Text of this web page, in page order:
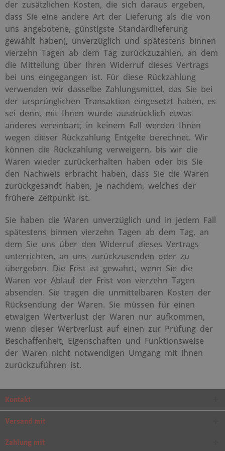
der zusätzlichen Kosten, die sich daraus ergeben,
dass Sie eine andere Art der Lieferung als die von
uns angebotene, günstigste Standardlieferung
gewählt haben), unverzüglich und spätestens binnen
vierzehn Tagen ab dem Tag zurückzuzahlen, an dem
die Mitteilung über Ihren Widerruf dieses Vertrags
bei uns eingegangen ist. Für diese Rückzahlung
verwenden wir dasselbe Zahlungsmittel, das Sie bei
der ursprünglichen Transaktion eingesetzt haben, es
sei denn, mit Ihnen wurde ausdrücklich etwas
anderes vereinbart; in keinem Fall werden Ihnen
wegen dieser Rückzahlung Entgelte berechnet. Wir
können die Rückzahlung verweigern, bis wir die
Waren wieder zurückerhalten haben oder bis Sie
den Nachweis erbracht haben, dass Sie die Waren
zurückgesandt haben, je nachdem, welches der
frühere Zeitpunkt ist.
Sie haben die Waren unverzüglich und in jedem Fall
spätestens binnen vierzehn Tagen ab dem Tag, an
dem Sie uns über den Widerruf dieses Vertrags
unterrichten, an uns zurückzusenden oder zu
übergeben. Die Frist ist gewahrt, wenn Sie die
Waren vor Ablauf der Frist von vierzehn Tagen
absenden. Sie tragen die unmittelbaren Kosten der
Rücksendung der Waren. Sie müssen für einen
etwaigen Wertverlust der Waren nur aufkommen,
wenn dieser Wertverlust auf einen zur Prüfung der
Beschaffenheit, Eigenschaften und Funktionsweise
der Waren nicht notwendigen Umgang mit ihnen
zurückzuführen ist.
Kontakt
Versand mit
Zahlung mit